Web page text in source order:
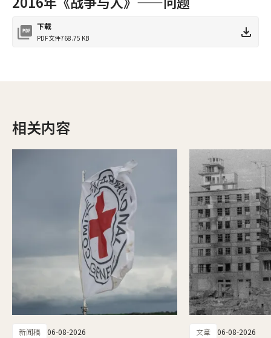
下载
PDF文件768.75 KB
相关内容
新闻稿 06-08-2026 文章 06-08-2026